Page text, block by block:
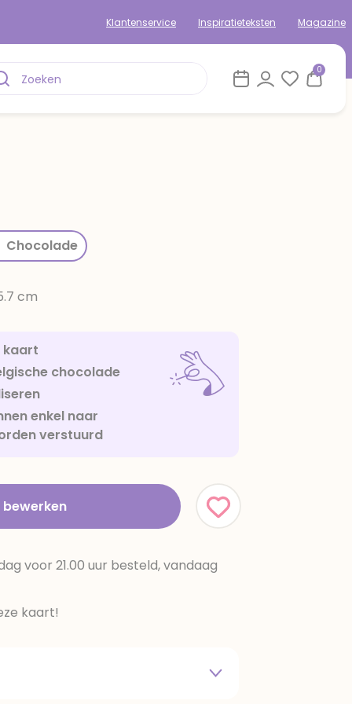
Klantenservice Inspiratieteksten Magazine
0
Chocolade
cm
kaart
chocolade
enkel naar
verstuurd
voor 21.00 uur besteld, vandaag
kaart!